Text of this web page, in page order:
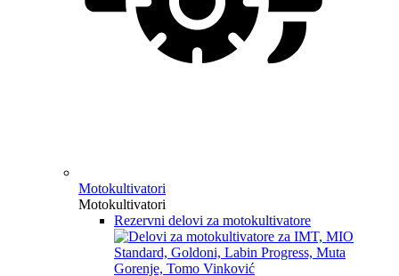
Motokultivatori
Motokultivatori
Rezervni delovi za motokultivatore